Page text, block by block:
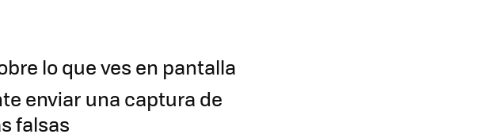
lo que ves en pantalla
enviar una captura de
falsas